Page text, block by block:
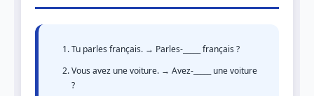
Tu parles français. → Parles-_____ français ?
Vous avez une voiture. → Avez-_____ une voiture
?